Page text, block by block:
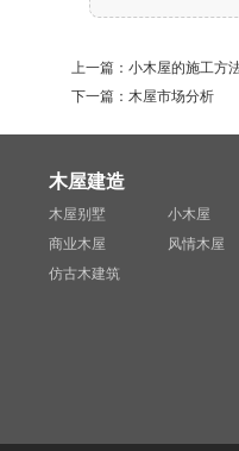
上一篇：小木屋的施工方
下一篇：木屋市场分析
木屋建造
木屋别墅
小木屋
商业木屋
风情木屋
仿古木建筑